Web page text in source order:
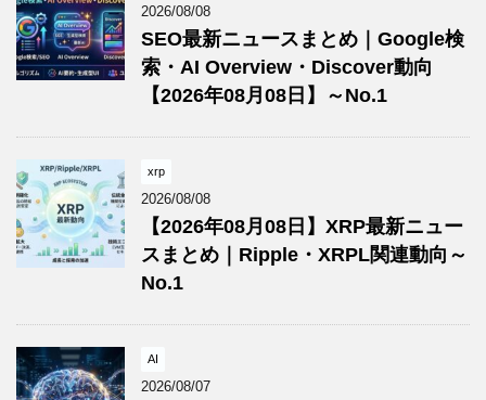
2026/08/08
SEO最新ニュースまとめ｜Google検
索・AI Overview・Discover動向
【2026年08月08日】～No.1
xrp
2026/08/08
【2026年08月08日】XRP最新ニュー
スまとめ｜Ripple・XRPL関連動向～
No.1
AI
2026/08/07